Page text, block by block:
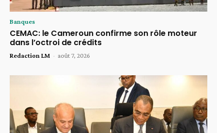
Banques
CEMAC: le Cameroun confirme son rôle moteur
dans l’octroi de crédits
Redaction LM - août 7, 2026